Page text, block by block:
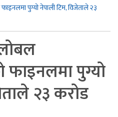
पुग्यो नेपाली टिम, विजेताले २३
फाइनलमा पुग्यो
२३ करोड